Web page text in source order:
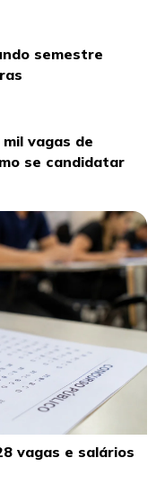
semestre
vagas de
se candidatar
vagas e salários